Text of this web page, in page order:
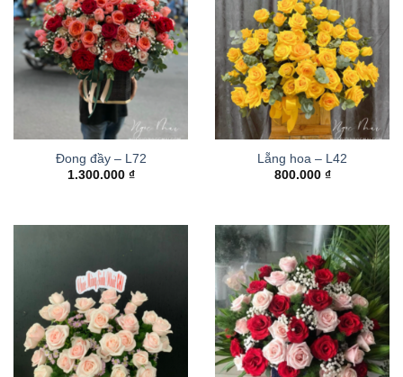
Đong đầy – L72
1.300.000 ₫
Lẵng hoa – L42
800.000 ₫